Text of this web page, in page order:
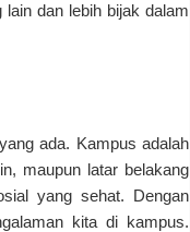
dan lebih bijak dalam
ada. Kampus adalah
maupun latar belakang
yang sehat. Dengan
kita di kampus.